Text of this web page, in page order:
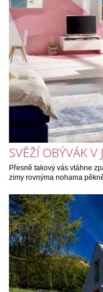
SVĚŽÍ OBÝVÁK V
Přesně takový vás vtáhne
zimy rovnýma nohama